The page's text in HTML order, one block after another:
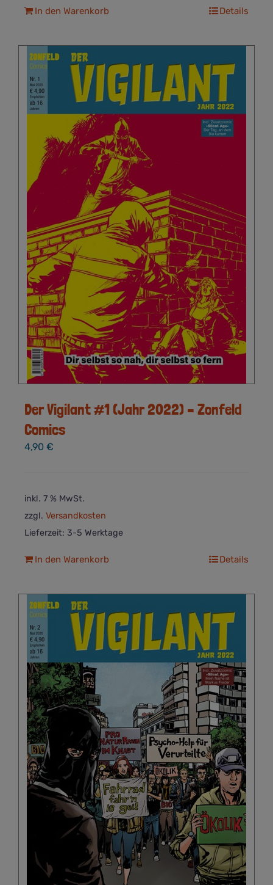
In den Warenkorb Details
Der Vigilant #1 (Jahr 2022) – Zonfeld
Comics
4,90 €
inkl. 7 % MwSt.
zzgl. Versandkosten
Lieferzeit: 3-5 Werktage
In den Warenkorb Details